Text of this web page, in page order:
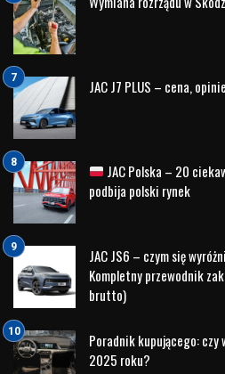
praktycznych z zakresu pierwszej
nagłych, zagrażających życiu i
stworzymy jak najbardziej
mogłaby zaistnieć potrzeba
zostanie poprowadzone przez
międzynarodowej organizacji
oraz wykwalifikowanych
wysokie umiejętności zawodowe,
Umożliwia to skuteczne
przedmedycznej. Zapraszamy!
Salon samochodowy, dealer,
Białystok (volvocars-partner.pl)
Salon samochodowy, dealer